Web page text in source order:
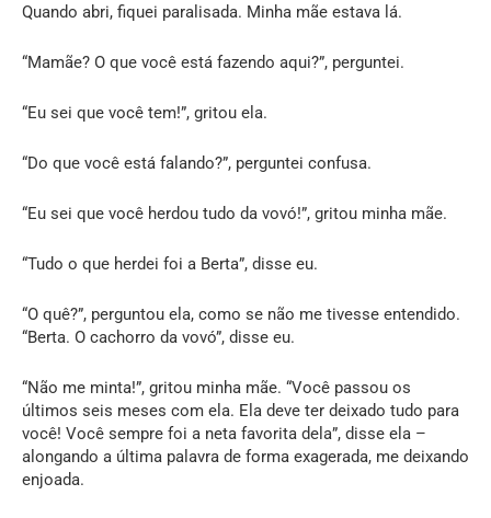
Quando abri, fiquei paralisada. Minha mãe estava lá.
“Mamãe? O que você está fazendo aqui?”, perguntei.
“Eu sei que você tem!”, gritou ela.
“Do que você está falando?”, perguntei confusa.
“Eu sei que você herdou tudo da vovó!”, gritou minha mãe.
“Tudo o que herdei foi a Berta”, disse eu.
“O quê?”, perguntou ela, como se não me tivesse entendido.
“Berta. O cachorro da vovó”, disse eu.
“Não me minta!”, gritou minha mãe. “Você passou os
últimos seis meses com ela. Ela deve ter deixado tudo para
você! Você sempre foi a neta favorita dela”, disse ela –
alongando a última palavra de forma exagerada, me deixando
enjoada.